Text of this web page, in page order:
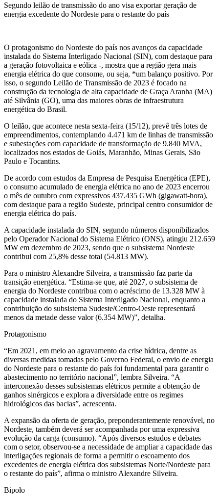
Segundo leilão de transmissão do ano visa exportar geração de
energia excedente do Nordeste para o restante do país
O protagonismo do Nordeste do país nos avanços da capacidade
instalada do Sistema Interligado Nacional (SIN), com destaque para
a geração fotovoltaica e eólica -, mostra que a região gera mais
energia elétrica do que consome, ou seja, *um balanço positivo. Por
isso, o segundo Leilão de Transmissão de 2023 é focado na
construção da tecnologia de alta capacidade de Graça Aranha (MA)
até Silvânia (GO), uma das maiores obras de infraestrutura
energética do Brasil.
O leilão, que acontece nesta sexta-feira (15/12), prevê três lotes de
empreendimentos, contemplando 4.471 km de linhas de transmissão
e subestações com capacidade de transformação de 9.840 MVA,
localizados nos estados de Goiás, Maranhão, Minas Gerais, São
Paulo e Tocantins.
De acordo com estudos da Empresa de Pesquisa Energética (EPE),
o consumo acumulado de energia elétrica no ano de 2023 encerrou
o mês de outubro com expressivos 437.435 GWh (gigawatt-hora),
com destaque para a região Sudeste, principal centro consumidor de
energia elétrica do país.
A capacidade instalada do SIN, segundo números disponibilizados
pelo Operador Nacional do Sistema Elétrico (ONS), atingiu 212.659
MW em dezembro de 2023, sendo que o subsistema Nordeste
contribui com 25,8% desse total (54.813 MW).
Para o ministro Alexandre Silveira, a transmissão faz parte da
transição energética. “Estima-se que, até 2027, o subsistema de
energia do Nordeste contribua com o acréscimo de 13.328 MW à
capacidade instalada do Sistema Interligado Nacional, enquanto a
contribuição do subsistema Sudeste/Centro-Oeste representará
menos da metade desse valor (6.354 MW)”, detalha.
Protagonismo
“Em 2021, em meio ao agravamento da crise hídrica, dentre as
diversas medidas tomadas pelo Governo Federal, o envio de energia
do Nordeste para o restante do país foi fundamental para garantir o
abastecimento no território nacional”, lembra Silveira. “A
interconexão desses subsistemas elétricos permite a obtenção de
ganhos sinérgicos e explora a diversidade entre os regimes
hidrológicos das bacias”, acrescenta.
A expansão da oferta de geração, preponderantemente renovável, no
Nordeste, também deverá ser acompanhada por uma expressiva
evolução da carga (consumo). “Após diversos estudos e debates
com o setor, observou-se a necessidade de ampliar a capacidade das
interligações regionais de forma a permitir o escoamento dos
excedentes de energia elétrica dos subsistemas Norte/Nordeste para
o restante do país”, afirma o ministro Alexandre Silveira.
Bipolo